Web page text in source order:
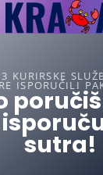
KURIRSKE
ISPORUČILI
sutra!